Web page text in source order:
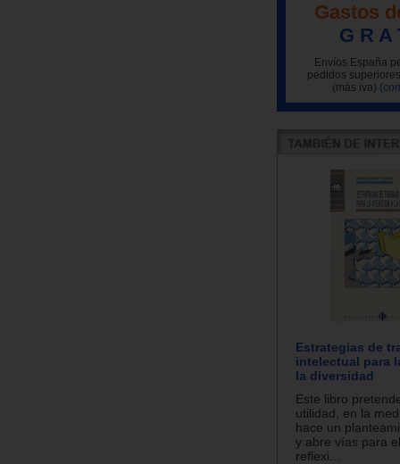
Gastos
G R A
Envíos España
pedidos
(más iva)
Estrategias de
intelectual para
la diversidad
Este libro
utilidad, en la
hace un
y abre vías para
reflexi...